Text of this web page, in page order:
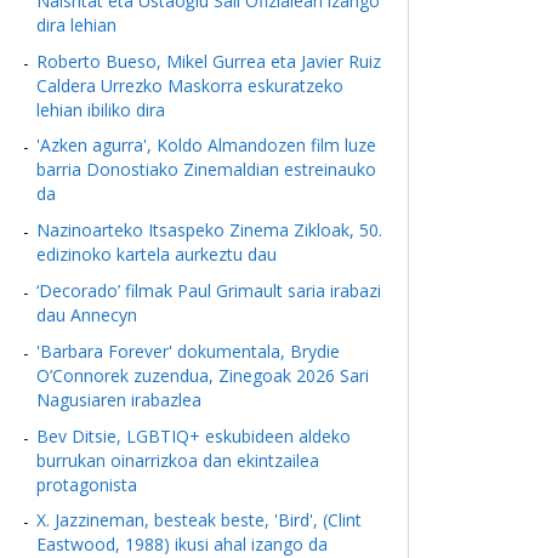
dira lehian
Roberto Bueso, Mikel Gurrea eta Javier Ruiz
Caldera Urrezko Maskorra eskuratzeko
lehian ibiliko dira
'Azken agurra', Koldo Almandozen film luze
barria Donostiako Zinemaldian estreinauko
da
Nazinoarteko Itsaspeko Zinema Zikloak, 50.
edizinoko kartela aurkeztu dau
‘Decorado’ filmak Paul Grimault saria irabazi
dau Annecyn
'Barbara Forever' dokumentala, Brydie
O’Connorek zuzendua, Zinegoak 2026 Sari
Nagusiaren irabazlea
Bev Ditsie, LGBTIQ+ eskubideen aldeko
burrukan oinarrizkoa dan ekintzailea
protagonista
X. Jazzineman, besteak beste, 'Bird', (Clint
Eastwood, 1988) ikusi ahal izango da